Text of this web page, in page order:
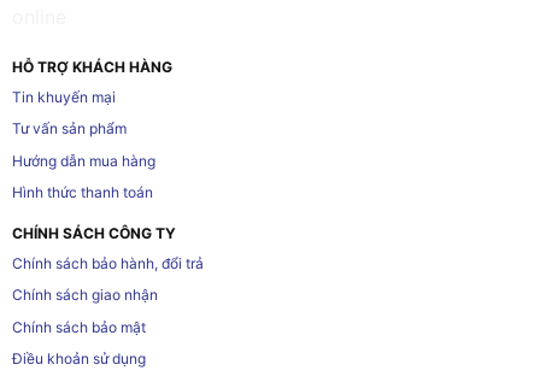
HỖ TRỢ KHÁCH HÀNG
Tin khuyến mại
Tư vấn sản phẩm
Hướng dẫn mua hàng
Hình thức thanh toán
CHÍNH SÁCH CÔNG TY
Chính sách bảo hành, đổi trả
Chính sách giao nhận
Chính sách bảo mật
Điều khoản sử dụng